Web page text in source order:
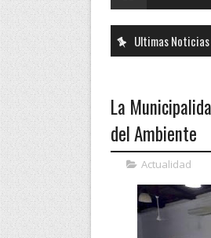
Ultimas Noticias
La
del Ambiente
Actualidad